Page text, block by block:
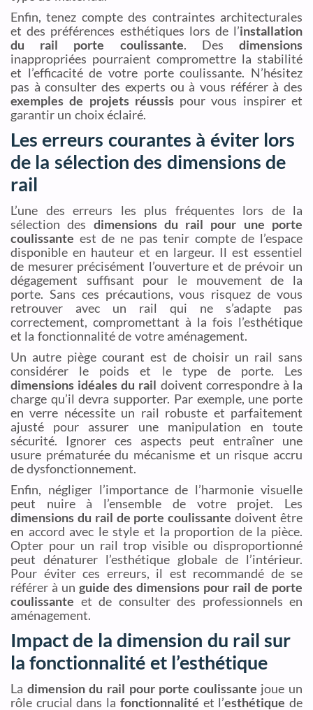
Enfin, tenez compte des contraintes architecturales
et des préférences esthétiques lors de l’installation
du rail porte coulissante. Desdimensions
inappropriées pourraient compromettre la stabilité
et l’efficacité de votre porte coulissante. N’hésitez
pas à consulter des experts ou à vous référer à des
exemples de projets réussispour vous inspirer et
garantir un choix éclairé.
Les erreurs courantes à éviter lors
de la sélection des dimensions de
rail
L’une des erreurs les plus fréquentes lors de la
sélection des dimensions du rail pour une porte
coulissante est de ne pas tenir compte de l’espace
disponible en hauteur et en largeur. Il est essentiel
de mesurer précisément l’ouverture et de prévoir un
dégagement suffisant pour le mouvement de la
porte. Sans ces précautions, vous risquez de vous
retrouver avec un rail qui ne s’adapte pas
correctement, compromettant à la fois l’esthétique
et la fonctionnalité de votre aménagement.
Un autre piège courant est de choisir un rail sans
considérer le poids et le type de porte. Les
dimensions idéales du rail doivent correspondre à la
charge qu’il devra supporter. Par exemple, une porte
en verre nécessite un rail robuste et parfaitement
ajusté pour assurer une manipulation en toute
sécurité. Ignorer ces aspects peut entraîner une
usure prématurée du mécanisme et un risque accru
de dysfonctionnement.
Enfin, négliger l’importance de l’harmonie visuelle
peut nuire à l’ensemble de votre projet. Les
dimensions du rail de porte coulissante doivent être
en accord avec le style et la proportion de la pièce.
Opter pour un rail trop visible ou disproportionné
peut dénaturer l’esthétique globale de l’intérieur.
Pour éviter ces erreurs, il est recommandé de se
référer à un guide des dimensions pour rail de porte
coulissante et de consulter des professionnels en
aménagement.
Impact de la dimension du rail sur
la fonctionnalité et l’esthétique
La dimension du rail pour porte coulissante joue un
rôle crucial dans la fonctionnalité et l’esthétique de